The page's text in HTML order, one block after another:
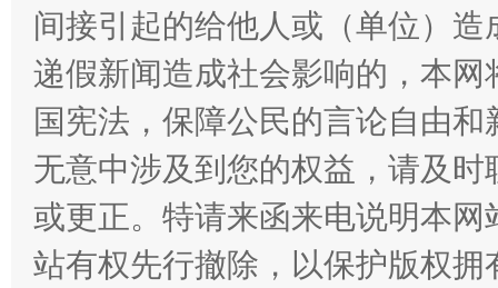
习近平的博鳌关键词
魏明亮
间接引起的给他人或（单位）
递假新闻造成社会影响的，本
国宪法，保障公民的言论自由
无意中涉及到您的权益，请及
或更正。特请来函来电说明本
站有权先行撤除，以保护版权